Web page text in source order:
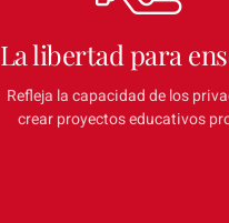
La libertad para
Refleja la capacidad de los
crear proyectos educativos